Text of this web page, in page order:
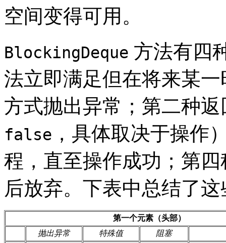
空间变得可用。
BlockingDeque 方法有四
法立即满足但在将来某
方式抛出异常；第二种
false ，具体取决于操作
程，直至操作成功；第
后放弃。下表中总结了
第一个元素（头部）
抛出异常
特殊值
阻塞